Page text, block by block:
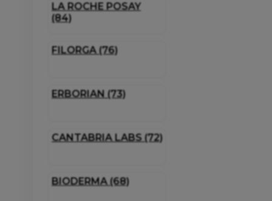
LA ROCHE POSAY
(84)
FILORGA (76)
ERBORIAN (73)
CANTABRIA LABS (72)
BIODERMA (68)